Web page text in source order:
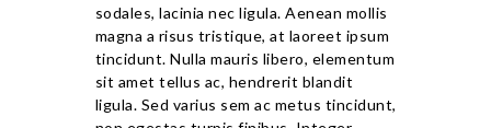
sodales, lacinia nec ligula. Aenean mollis
magna a risus tristique, at laoreet ipsum
tincidunt. Nulla mauris libero, elementum
sit amet tellus ac, hendrerit blandit
ligula. Sed varius sem ac metus tincidunt,